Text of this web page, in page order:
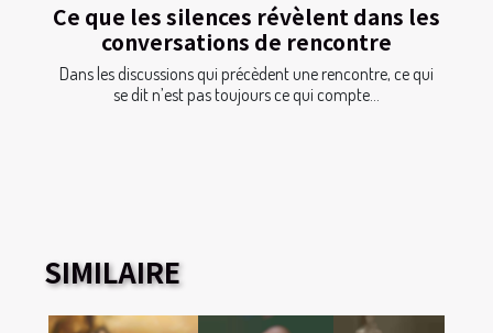
Ce que les silences révèlent dans les
conversations de rencontre
Dans les discussions qui précèdent une rencontre, ce qui
se dit n’est pas toujours ce qui compte...
SIMILAIRE